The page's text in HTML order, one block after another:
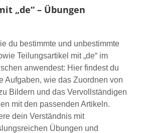
„de“ – Übungen
du bestimmte und unbestimmte
Teilungsartikel mit „de“ im
anwendest: Hier findest du
Aufgaben, wie das Zuordnen von
Bildern und das Vervollständigen
mit den passenden Artikeln.
dein Verständnis mit
Übungen und